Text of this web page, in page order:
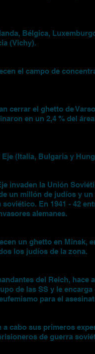
Bélgica,
(Vichy).
el campo de
cerrar el ghetto de
en un 2,4 % del
(Italia, Bulgaria y
invaden la Unión
un millón de judíos y
En 1941 - 42
alemanes.
un ghetto en Minsk,
los judíos de la zona.
del Reich,
de las SS y le
para el
cabo sus primeros
de guerra